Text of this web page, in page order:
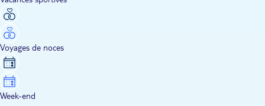
Voyages de noces
Week-end